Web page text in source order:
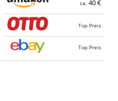
ca. 40 €
Top Preis
Top Preis